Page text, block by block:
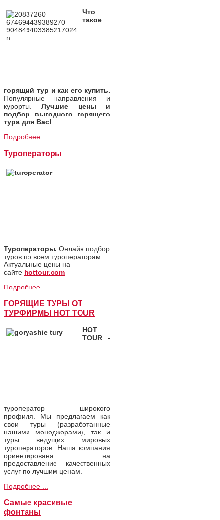
Что
такое
горящий тур и как его купить.
Популярные направления и
курорты.Лучшие цены и
подбор выгодного горящего
тура для Вас!
Подробнее ...
Туроператоры
Туроператоры. Онлайн подбор
туров по всем туроператорам.
Актуальные цены на
сайте hottour.com
Подробнее ...
ГОРЯЩИЕ ТУРЫ ОТ
ТУРФИРМЫ HOT TOUR
HOT
TOUR -
туроператор широкого
профиля. Мы предлагаем как
свои туры (разработанные
нашими менеджерами), так и
туры ведущих мировых
туроператоров. Наша компания
ориентирована на
предоставление качественных
услуг по лучшим ценам.
Подробнее ...
Самые красивые
фонтаны